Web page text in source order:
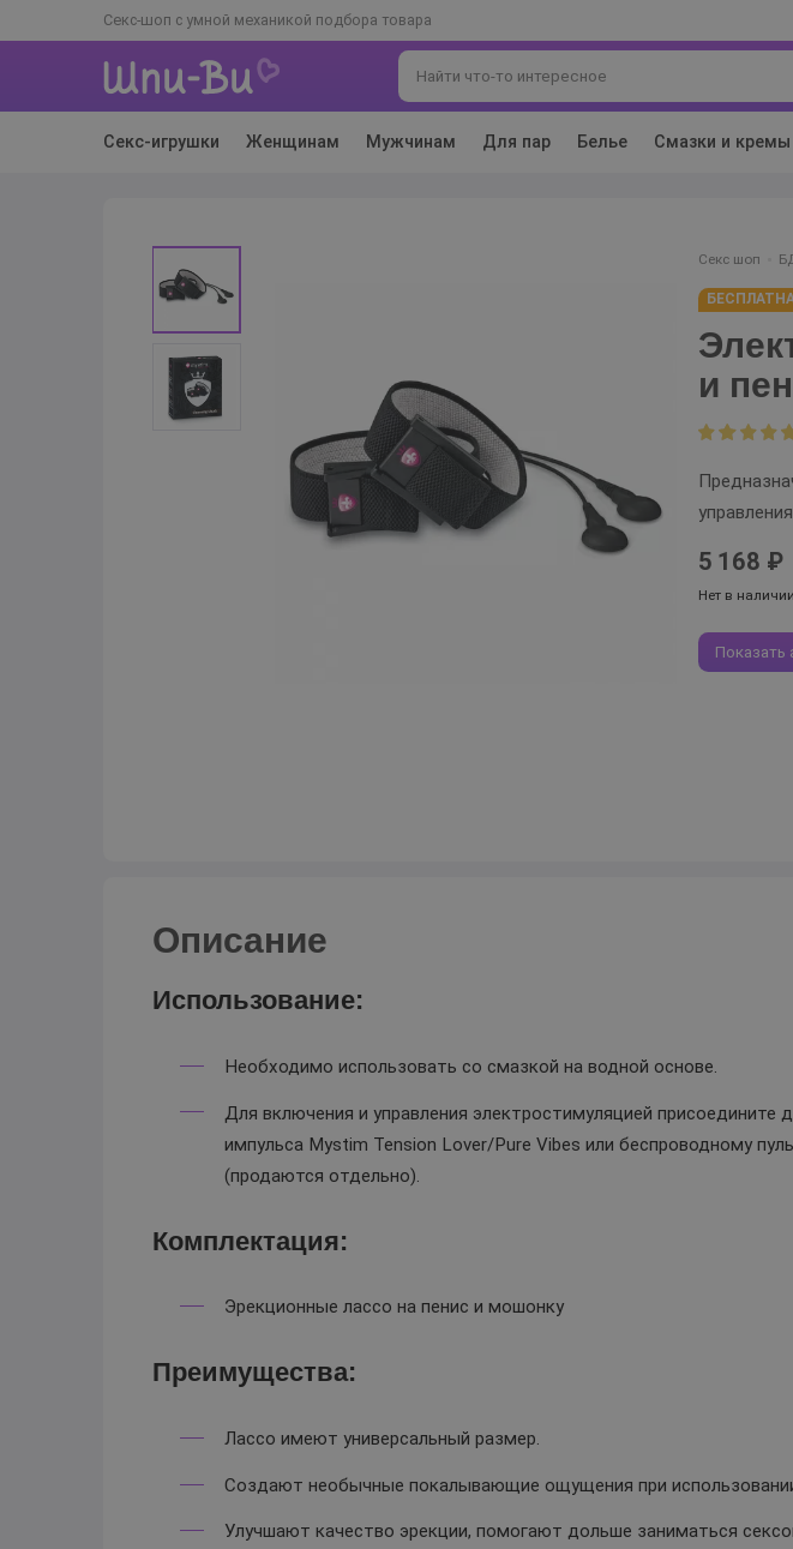
Секс-шоп с умной механикой подбора товара
Секс-игрушки Женщинам Мужчинам Для пар Белье Смазки и кремы
Секс шоп
и
5 168 ₽
Нет в наличии
Показать
Описание
Использование:
Необходимо использовать со смазкой на водной основе.
Для включения и управления электростимуляцией присоедините
импульса Mystim Tension Lover/Pure Vibes или беспроводному
(продаются отдельно).
Комплектация:
Эрекционные лассо на пенис и мошонку
Преимущества:
Лассо имеют универсальный размер.
Создают необычные покалывающие ощущения при
Улучшают качество эрекции, помогают дольше заниматься